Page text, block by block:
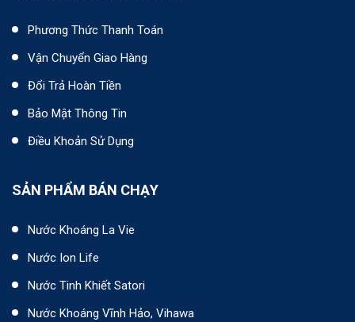
Phương Thức Thanh Toán
Vận Chuyển Giao Hàng
Đổi Trả Hoàn Tiền
Bảo Mật Thông Tin
Điều Khoản Sử Dụng
SẢN PHẨM BÁN CHẠY
Nước Khoáng La Vie
Nước Ion Life
Nước Tinh Khiết Satori
Nước Khoáng Vĩnh Hảo, Vihawa